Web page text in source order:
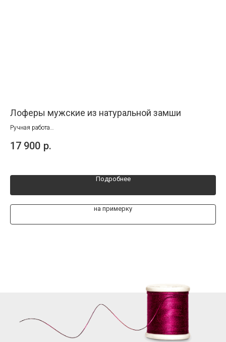
Лоферы мужские из натуральной замши
Ручная работа
17 900 р.
Подробнее
на примерку